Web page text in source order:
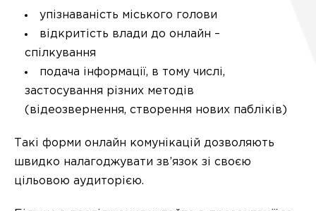
упізнаваність міського голови
відкритість влади до онлайн –
спілкування
подача інформації, в тому числі,
застосування різних методів
(відеозвернення, створення нових пабліків)
Такі форми онлайн комунікацій дозволяють
швидко налагоджувати зв’язок зі своєю
цільовою аудиторією.